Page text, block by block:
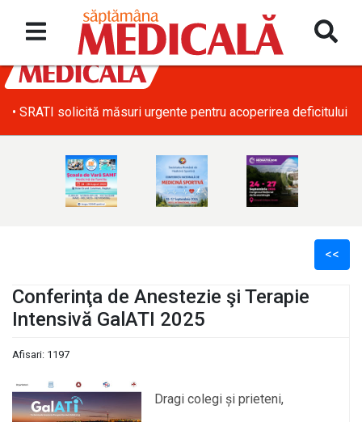
• SRATI solicită măsuri urgente pentru acoperirea deficitului
<<
Conferinţa de Anestezie şi Terapie
Intensivă GalATI 2025
Afisari: 1197
Dragi colegi și prieteni,